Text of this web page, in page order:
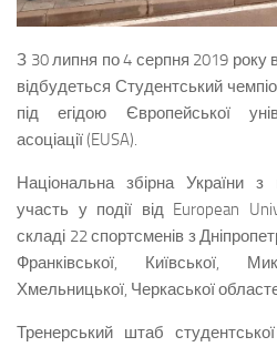
З 30 липня по 4 серпня 2019 року
відбудеться Студентський
під егідою Європейської
асоціації (EUSA).
Національна збірна України з
участь у події від European
складі 22 спортсменів з
Франківської, Київської,
Хмельницької, Черкаської
Тренерський штаб